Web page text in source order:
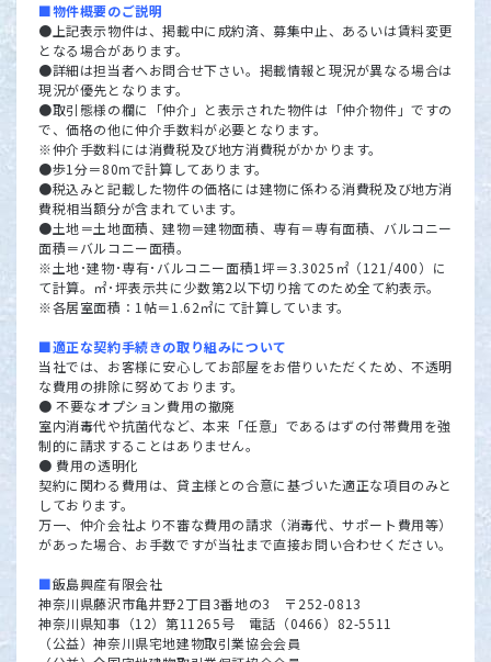
■物件概要のご説明
●上記表示物件は、掲載中に成約済、募集中止、あるいは賃料変更
となる場合があります。
●詳細は担当者へお問合せ下さい。掲載情報と現況が異なる場合は
現況が優先となります。
●取引態様の欄に「仲介」と表示された物件は「仲介物件」ですの
で、価格の他に仲介手数料が必要となります。
※仲介手数料には消費税及び地方消費税がかかります。
●歩1分＝80mで計算してあります。
●税込みと記載した物件の価格には建物に係わる消費税及び地方消
費税相当額分が含まれています。
●土地＝土地面積、建物＝建物面積、専有＝専有面積、バルコニー
面積＝バルコニー面積。
※土地･建物･専有･バルコニー面積1坪＝3.3025㎡（121/400）に
て計算。㎡･坪表示共に少数第2以下切り捨てのため全て約表示。
※各居室面積：1帖＝1.62㎡にて計算しています。
■適正な契約手続きの取り組みについて
当社では、お客様に安心してお部屋をお借りいただくため、不透明
な費用の排除に努めております。
● 不要なオプション費用の撤廃
室内消毒代や抗菌代など、本来「任意」であるはずの付帯費用を強
制的に請求することはありません。
● 費用の透明化
契約に関わる費用は、貸主様との合意に基づいた適正な項目のみと
しております。
万一、仲介会社より不審な費用の請求（消毒代、サポート費用等）
があった場合、お手数ですが当社まで直接お問い合わせください。
■飯島興産有限会社
神奈川県藤沢市亀井野2丁目3番地の3 〒252-0813
神奈川県知事（12）第11265号 電話（0466）82-5511
（公益）神奈川県宅地建物取引業協会会員